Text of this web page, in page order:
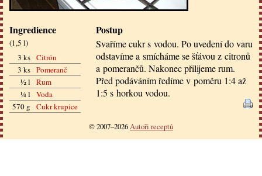
Ingredience
(1,5 l)
3 ks Citrón
3 ks Pomeranč
½ l
Rum
¼ l
Voda
570 g
Cukr krupice
Postup
Svaříme cukr s vodou. Po uvedení do varu
odstavíme a smícháme se šťávou z citronů
a pomerančů. Nakonec přilijeme rum.
Před podáváním ředíme v poměru 1:4 až
1:5 s horkou vodou.
© 2007–2026Autoři receptů